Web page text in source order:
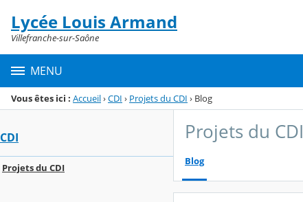
Menu de la rubrique
Contenu
Lycée Louis Armand
Villefranche-sur-Saône
MENU
Vous êtes ici : Accueil›CDI › Projets du CDI › Blog
CDI
Projets du CDI
Projets du CDI
Blog